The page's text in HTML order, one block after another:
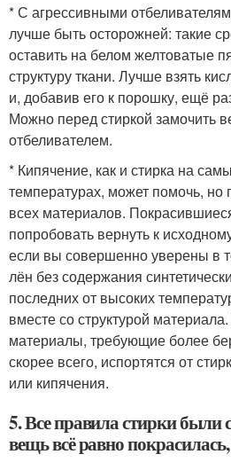
* С агрессивными
лучше быть осторожней: такие
оставить на белом желтоватые
структуру ткани. Лучше взять
и, добавив его к порошку, ещё
Можно перед стиркой замочить
отбеливателем.
* Кипячение, как и стирка на
температурах, может помочь, но
всех материалов.
попробовать вернуть к
если вы совершенно уверены в
лён без содержания
последних от высоких
вместе со структурой
материалы, требующие более
скорее всего, испортятся от
или кипячения.
5. Все правила стирки были
вещь всё равно